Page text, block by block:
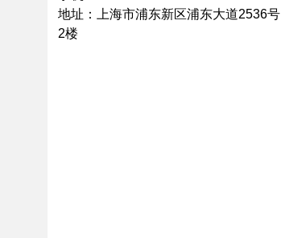
地址：上海市浦东新区浦东大道2536号
2楼